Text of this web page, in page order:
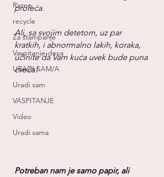
Razno
recycle
Za štampanje
Vaspitanje-deca
URADI SAM/A
Uradi sam
VASPITANJE
Video
Uradi sama
proleća.
Ali, sa svojim detetom, uz par
kratkih, i abnormalno lakih, koraka,
učinite da Vam kuća uvek bude puna
cveća!
Potreban nam je samo papir, ali